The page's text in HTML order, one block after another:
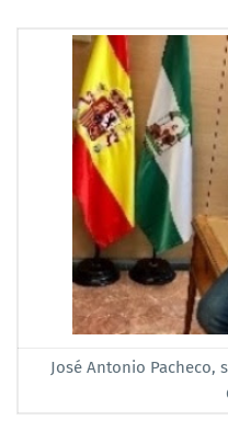
José Antonio Pacheco,